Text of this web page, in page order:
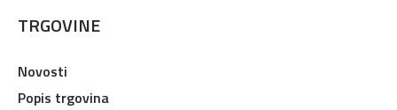
TRGOVINE
Novosti
Popis trgovina